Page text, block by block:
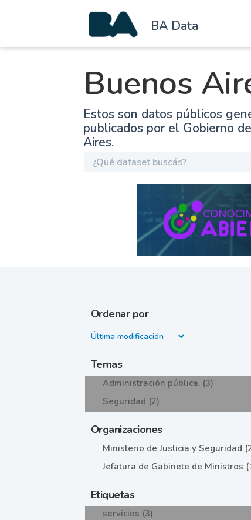
BA Data
Buenos
Estos son datos públicos
publicados por el Gobierno
Aires.
Ordenar por
Temas
Administración pública. (3)
Seguridad (2)
Organizaciones
Ministerio de Justicia y Seguridad
Jefatura de Gabinete de Ministros
Etiquetas
servicios (3)